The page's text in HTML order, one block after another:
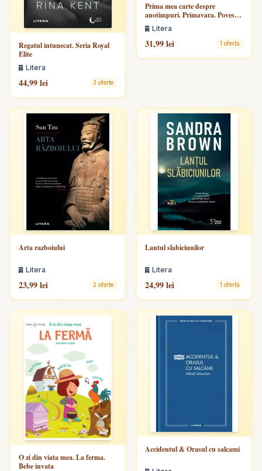
Regatul intunecat. Seria Royal
Elite
Litera
44,99 lei 3 oferte
Prima mea carte despre
anotimpuri. Primavara. Poveste
cu clapete. Bebe invata
Litera
31,99 lei 1 ofertă
Arta razboiului
Litera
23,99 lei 2 oferte
Lantul slabiciunilor
Litera
24,99 lei 1 ofertă
O zi din viata mea. La ferma.
Bebe invata
Accidentul & Orasul cu salcami